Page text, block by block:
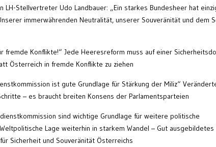
LH-Stellvertreter Udo Landbauer: „Ein starkes Bundesheer hat
immerwährenden Neutralität, unserer Souveränität und dem
fremde Konflikte!“ Jede Heeresreform muss auf einer
Österreich in fremde Konflikte zu ziehen
ist gute Grundlage für Stärkung der Miliz“
– es braucht breiten Konsens der Parlamentsparteien
sind wichtige Grundlage für weitere politische
Lage weiterhin in starkem Wandel – Gut ausgebildetes
Sicherheit und Souveränität Österreichs